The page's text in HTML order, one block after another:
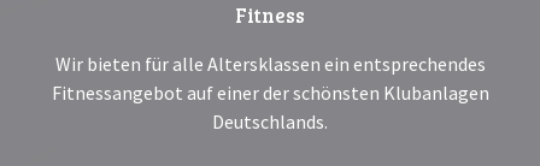
Fitness
Wir bieten für alle Altersklassen ein entsprechendes
Fitnessangebot auf einer der schönsten Klubanlagen
Deutschlands.